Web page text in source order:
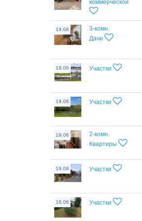
коммерческой
19.06
3-комн.
Дачи
19.06 Участки
19.06 Участки
19.06
2-комн.
Квартиры
19.06 Участки
18.06 Участки